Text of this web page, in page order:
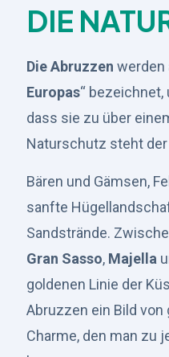
DIE
Die Abruzzen werden
Europas“
dass sie zu über
Naturschutz steht der
Bären und Gämsen,
sanfte
Sandstrände.
Gran Sasso, Majella
goldenen Linie der
Abruzzen ein Bild von
Charme, den man zu